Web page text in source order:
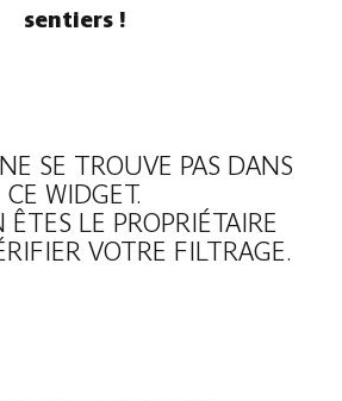
sentiers !
SE TROUVE PAS DANS
CE WIDGET.
ÊTES LE PROPRIÉTAIRE
VOTRE FILTRAGE.